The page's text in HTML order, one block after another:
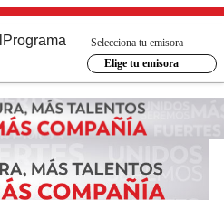
Programa
Selecciona tu emisora
Elige tu emisora